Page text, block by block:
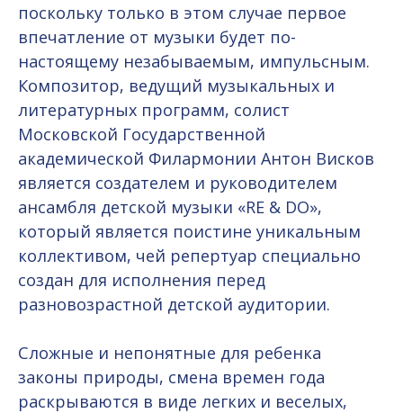
поскольку только в этом случае первое
впечатление от музыки будет по-
настоящему незабываемым, импульсным.
Композитор, ведущий музыкальных и
литературных программ, солист
Московской Государственной
академической Филармонии Антон Висков
является создателем и руководителем
ансамбля детской музыки «RE & DO»,
который является поистине уникальным
коллективом, чей репертуар специально
создан для исполнения перед
разновозрастной детской аудитории.
Сложные и непонятные для ребенка
законы природы, смена времен года
раскрываются в виде легких и веселых,